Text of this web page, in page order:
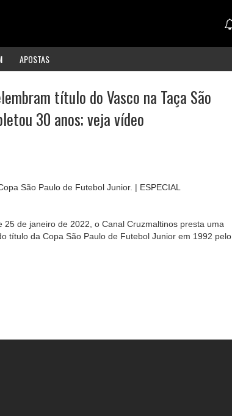
APOSTAS
título do Vasco na Taça São
30 anos; veja vídeo
São Paulo de Futebol Junior. | ESPECIAL
25 de janeiro de 2022, o Canal Cruzmaltinos presta uma
título da Copa São Paulo de Futebol Junior em 1992 pelo